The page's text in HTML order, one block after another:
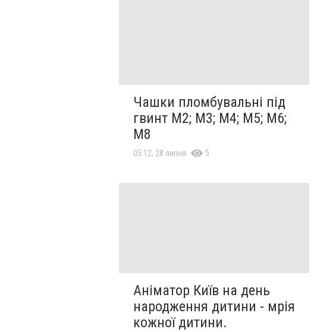
Чашки пломбувальні під
гвинт М2; М3; М4; М5; М6;
М8
05:12, 28 липня 5
Аніматор Київ на день
народження дитини - мрія
кожної дитини.